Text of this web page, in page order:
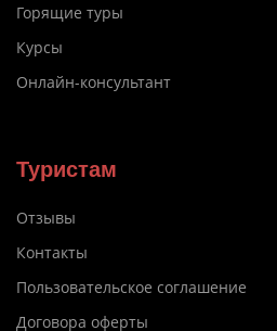
Горящие туры
Курсы
Онлайн-консультант
Туристам
Отзывы
Контакты
Пользовательское соглашение
Договора оферты